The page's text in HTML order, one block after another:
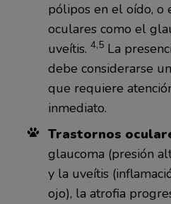
pólipos en el oído, o
oculares como el
uveítis. 4,5La
debe considerarse
que requiere
inmediato.
Trastornos
glaucoma (presión
y la uveítis
ojo), la atrofia